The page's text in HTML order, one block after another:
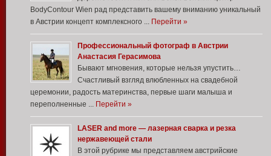
BodyContour Wien рад представить вашему вниманию уникальный
в Австрии концепт комплексного ... Перейти »
Профессиональный фотограф в Австрии
Анастасия Герасимова
Бывают мгновения, которые нельзя упустить…
Счастливый взгляд влюбленных на свадебной
церемонии, радость материнства, первые шаги малыша и
переполненные ... Перейти »
LASER and more — лазерная сварка и резка
нержавеющей стали
В этой рубрике мы представляем австрийские